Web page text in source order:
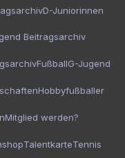
D-Juniorinnen
Beitragsarchiv
FußballG-Jugend
Hobbyfußballer
Mitglied werden?
TalentkarteTennis